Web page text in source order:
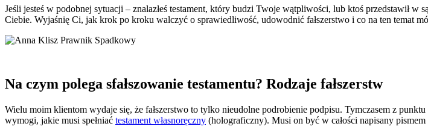
Jeśli jesteś w podobnej sytuacji – znalazłeś testament, który budzi Twoje wątpliwości, lub ktoś przedstawił w
Ciebie. Wyjaśnię Ci, jak krok po kroku walczyć o sprawiedliwość, udowodnić fałszerstwo i co na ten temat
Na czym polega sfałszowanie testamentu? Rodzaje fałszerstw
Wielu moim klientom wydaje się, że fałszerstwo to tylko nieudolne podrobienie podpisu. Tymczasem z
wymogi, jakie musi spełniać testament własnoręczny (holograficzny). Musi on być w całości napisany